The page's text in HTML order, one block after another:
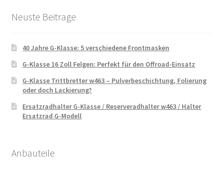
Neuste Beitrage
40 Jahre G-Klasse: 5 verschiedene Frontmasken
G-Klasse 16 Zoll Felgen: Perfekt für den Offroad-Einsatz
G-Klasse Trittbretter w463 – Pulverbeschichtung, Folierung
oder doch Lackierung?
Ersatzradhalter G-Klasse / Reserveradhalter w463 / Halter
Ersatzrad G-Modell
Anbauteile